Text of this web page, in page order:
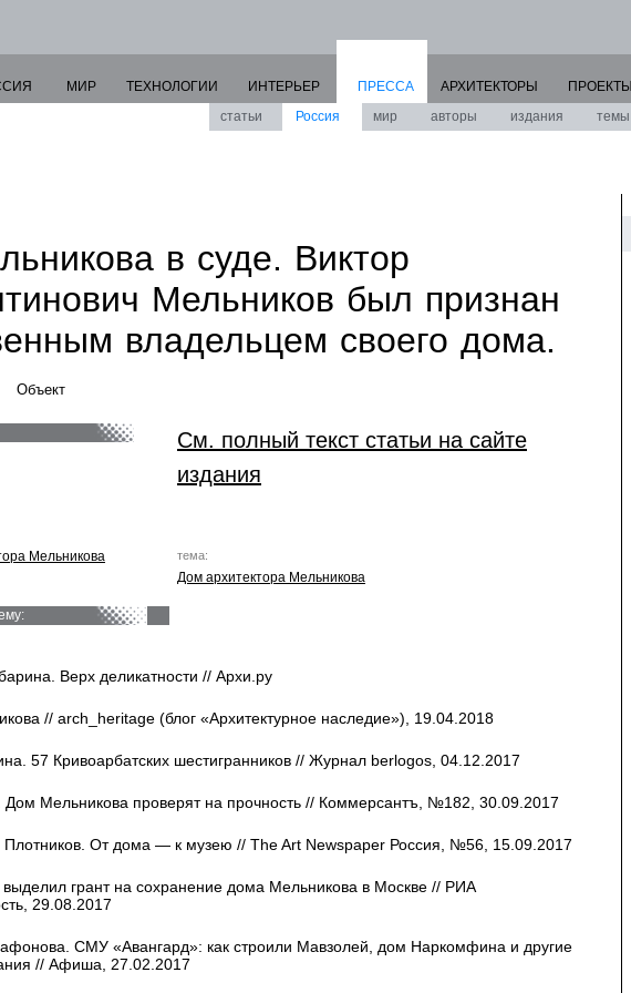
МИР ТЕХНОЛОГИИ ИНТЕРЬЕР
ПРЕССА
статьи
Россия мир авторы издания темы
АРХИТЕКТОРЫ ПРОЕКТЫ
в суде. Виктор
Мельников был признан
владельцем своего дома.
Объект
Мельникова
См. полный текст статьи на сайте
издания
тема:
Дом архитектора Мельникова
Верх деликатности // Архи.ру
// arch_heritage (блог «Архитектурное наследие»), 19.04.2018
57 Кривоарбатских шестигранников // Журнал berlogos, 04.12.2017
Мельникова проверят на прочность // Коммерсантъ, №182, 30.09.2017
Плотников. От дома — к музею // The Art Newspaper Россия, №56, 15.09.2017
выделил грант на сохранение дома Мельникова в Москве // РИА
29.08.2017
СМУ «Авангард»: как строили Мавзолей, дом Наркомфина и другие
// Афиша, 27.02.2017